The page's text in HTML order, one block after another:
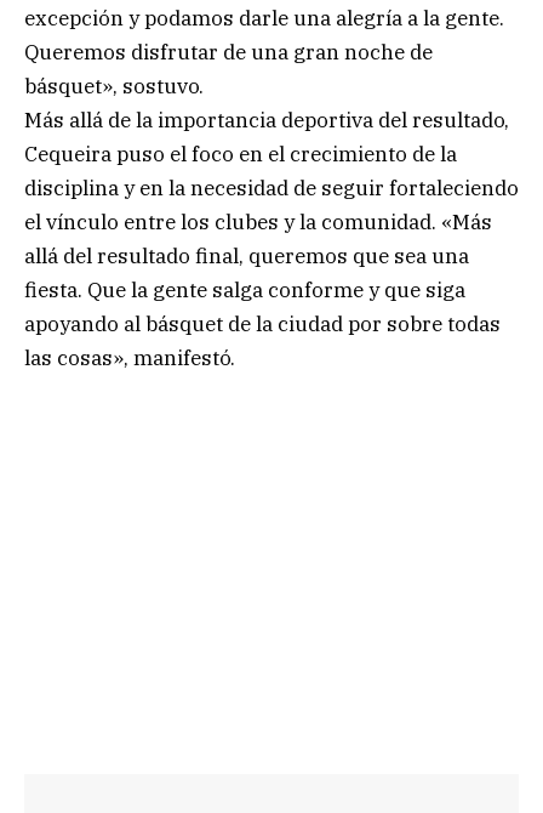
excepción y podamos darle una alegría a la gente.
Queremos disfrutar de una gran noche de
básquet», sostuvo.
Más allá de la importancia deportiva del resultado,
Cequeira puso el foco en el crecimiento de la
disciplina y en la necesidad de seguir fortaleciendo
el vínculo entre los clubes y la comunidad. «Más
allá del resultado final, queremos que sea una
fiesta. Que la gente salga conforme y que siga
apoyando al básquet de la ciudad por sobre todas
las cosas», manifestó.